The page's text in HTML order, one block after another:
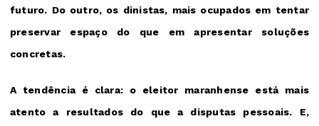
futuro. Do outro, os dinistas, mais ocupados em tentar
preservar espaço do que em apresentar soluções
concretas.
A tendência é clara: o eleitor maranhense está mais
atento a resultados do que a disputas pessoais. E,